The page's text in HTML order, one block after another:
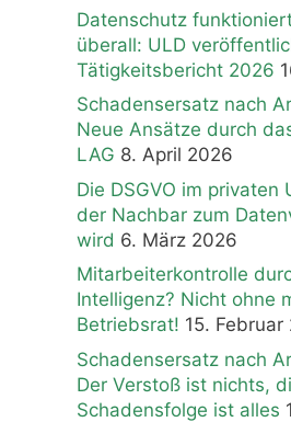
Datenschutz
überall: ULD
Tätigkeitsbericht 2026
Schadensersatz nach
Neue Ansätze durch
LAG 8. April 2026
Die DSGVO im privaten
der Nachbar zum
wird 6. März 2026
Mitarbeiterkontrolle
Intelligenz? Nicht ohne
Betriebsrat! 15. Februar
Schadensersatz nach
Der Verstoß ist nichts,
Schadensfolge ist alles